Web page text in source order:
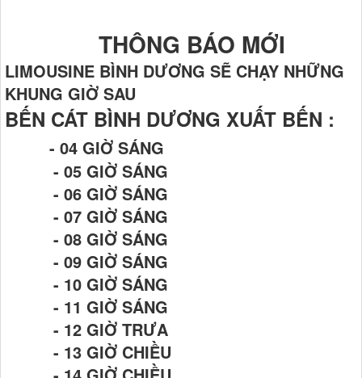
THÔNG BÁO MỚI
LIMOUSINE BÌNH DƯƠNG SẼ CHẠY NHỮNG
KHUNG GIỜ SAU
BẾN CÁT BÌNH DƯƠNG XUẤT BẾN :
- 04 GIỜ SÁNG
- 05 GIỜ SÁNG
- 06 GIỜ SÁNG
- 07 GIỜ SÁNG
- 08 GIỜ SÁNG
- 09 GIỜ SÁNG
- 10 GIỜ SÁNG
- 11 GIỜ SÁNG
- 12 GIỜ TRƯA
- 13 GIỜ CHIỀU